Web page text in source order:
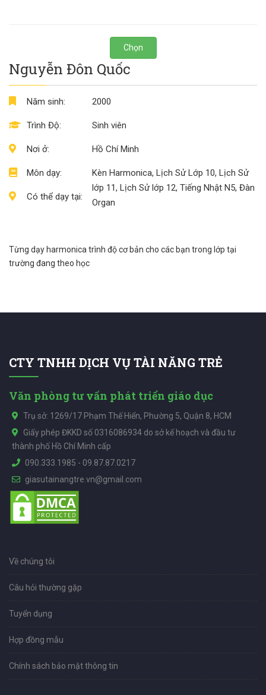
Chọn
Nguyễn Đôn Quốc
Năm sinh:
Trình Độ:
Nơi ở:
Môn dạy:
Có thể dạy tại:
2000
Sinh viên
Hồ Chí Minh
Kèn Harmonica, Lịch Sử Lớp 10, Lịch Sử
lớp 11, Lịch Sử lớp 12, Tiếng Nhật N5, Đàn
Organ
Từng dạy harmonica trình độ cơ bản cho các bạn trong lớp tại
trường đang theo học
CTY TNHH DỊCH VỤ TÀI NĂNG TRẺ
Văn phòng tư vấn phát triển giáo dục
Trụ sở: 1269/17 Phạm Thế Hiển, Phường 5, Quận 8, HCM
Giấy phép ĐKKD số 0316086934 do sở kế hoạch và đầu tư
thành phố Hồ Chí Minh cấp
090.333.1985 - 09.87.87.0217
giasutainangtre.vn@gmail.com
Về chúng tôi
Câu hỏi thường gặp
Tuyển dụng
Hợp đồng mẫu
Chính sách bảo mật thông tin